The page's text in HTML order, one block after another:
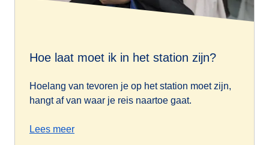
Hoe laat moet ik in het station zijn?
Hoelang van tevoren je op het station moet zijn,
hangt af van waar je reis naartoe gaat.
Lees meer